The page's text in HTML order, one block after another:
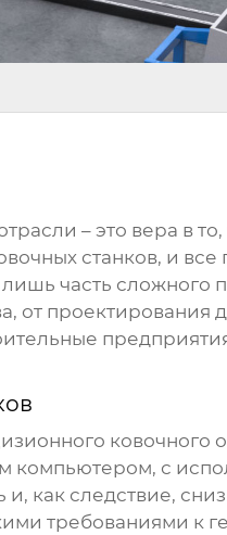
– это вера в то,
станков, и все
часть сложного
проектирования
ковочного
с
как следствие,
требованиями к